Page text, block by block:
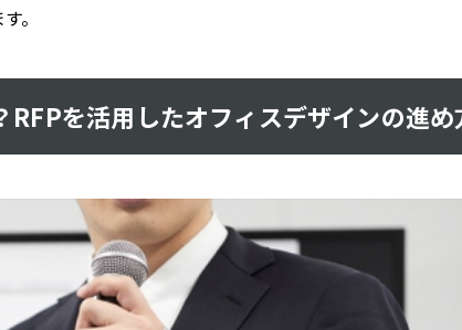
。
を活用したオフィスデザインの進め